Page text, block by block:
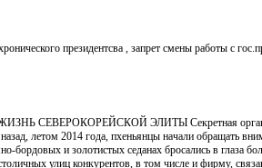
президентсва , запрет смены работы с
ЭЛИТЫ Секретная организация
летом 2014 года, пхеньянцы начали обращать
бордовых и золотистых седанах бросались в
улиц конкурентов, в том числе и фирму,